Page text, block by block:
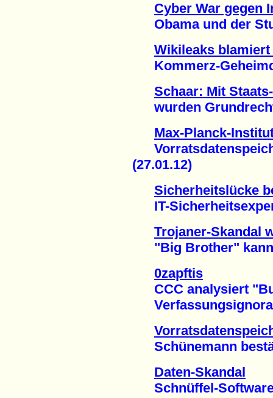
Cyber War gegen
Obama und der
Wikileaks
Kommerz-
Schaar: Mit
wurden
Max-Planck-
(27.01.12)
Sicherheitslücke
IT-
Trojaner-Skandal
"Big Brother" kann
0zapftis
CCC analysiert
Schünemann
Daten-Skandal
Schnüffel-Software